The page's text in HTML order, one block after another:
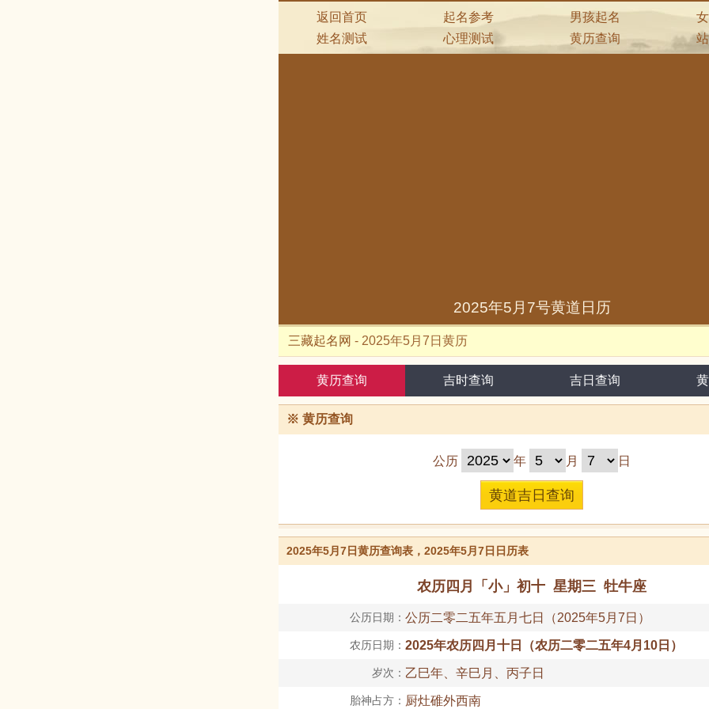
返回首页 起名参考 男孩起名
姓名测试
心理测试 黄历查询
2025年5月7号黄道日历
三藏起名网 - 2025年5月7日黄历
黄历查询 吉时查询 吉日查询
※ 黄历查询
公历 年 月 日
2025年5月7日黄历查询表，2025年5月7日日历表
农历四月「小」初十 星期三 牡牛座
公历日期： 公历二零二五年五月七日（2025年5月7日）
农历日期： 2025年农历四月十日（农历二零二五年4月10日）
岁次： 乙巳年、辛巳月、丙子日
胎神占方： 厨灶碓外西南